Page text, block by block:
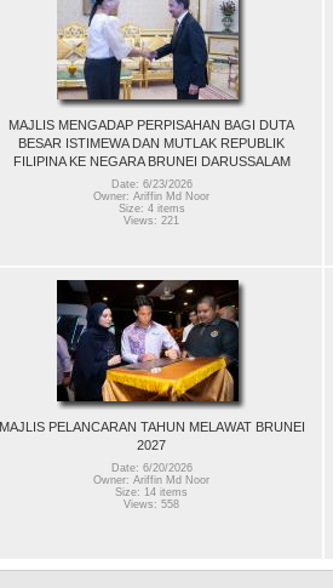
MAJLIS MENGADAP PERPISAHAN BAGI DUTA
BESAR ISTIMEWA DAN MUTLAK REPUBLIK
FILIPINA KE NEGARA BRUNEI DARUSSALAM
Date: 6/23/2026
Owner: Ariffin Md Noor
Size: 4 items
Views: 221
MAJLIS PELANCARAN TAHUN MELAWAT BRUNEI
2027
Date: 6/20/2026
Owner: Ariffin Md Noor
Size: 14 items
Views: 558